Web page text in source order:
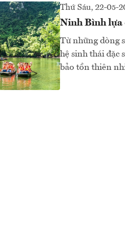
Thứ Sáu, 22-05-
Ninh Bình lựa
Từ những dòng
hệ sinh thái đặc
bảo tồn thiên